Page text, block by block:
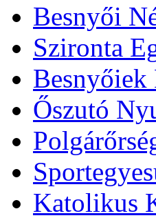
Besnyői
Szironta
Őszutó
Katolikus